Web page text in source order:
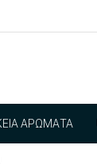
ΑΡΏΜΑΤΑ